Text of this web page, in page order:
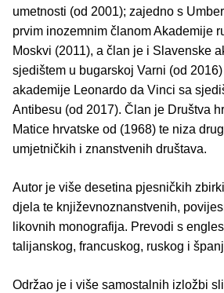
umetnosti (od 2001); zajedno s
prvim inozemnim članom Akademije
Moskvi (2011), a član je i Slavenske
sjedištem u bugarskoj Varni (od
akademije Leonardo da Vinci sa
Antibesu (od 2017). Član je Društva
Matice hrvatske od (1968) te niza
umjetničkih i znanstvenih društava.
Autor je više desetina pjesničkih
djela te književnoznanstvenih,
likovnih monografija. Prevodi s
talijanskog, francuskog, ruskog i
Održao je i više samostalnih izložbi